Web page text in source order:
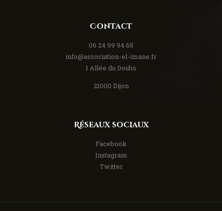
Contact
06 24 99 94 65
info@association-el-imane.fr
1 Allée du Doubs
21000 Dijon
Réseaux sociaux
Facebook
Instagram
Twitter